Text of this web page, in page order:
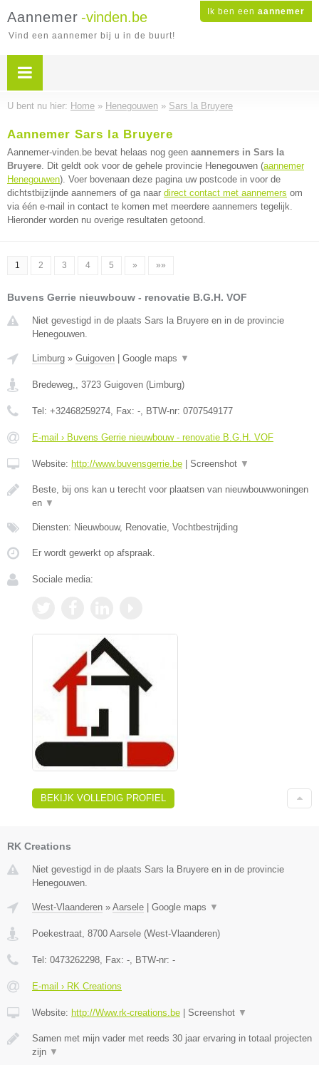
Ik ben een aannemer
Aannemer -vinden.be
Vind een aannemer bij u in de buurt!
U bent nu hier: Home » Henegouwen » Sars la Bruyere
Aannemer Sars la Bruyere
Aannemer-vinden.be bevat helaas nog geen aannemers in Sars la
Bruyere. Dit geldt ook voor de gehele provincie Henegouwen (aannemer
Henegouwen). Voer bovenaan deze pagina uw postcode in voor de
dichtstbijzijnde aannemers of ga naar direct contact met aannemers om
via één e-mail in contact te komen met meerdere aannemers tegelijk.
Hieronder worden nu overige resultaten getoond.
1 2 3 4 5 » »»
Buvens Gerrie nieuwbouw - renovatie B.G.H. VOF
Niet gevestigd in de plaats Sars la Bruyere en in de provincie
Henegouwen.
Limburg » Guigoven Google maps ▼
Bredeweg,, 3723 Guigoven (Limburg)
Tel: +32468259274, Fax: -, BTW-nr: 0707549177
E-mail › Buvens Gerrie nieuwbouw - renovatie B.G.H. VOF
Website: http://www.buvensgerrie.be Screenshot ▼
Beste, bij ons kan u terecht voor plaatsen van nieuwbouwwoningen
en ▼
Diensten: Nieuwbouw, Renovatie, Vochtbestrijding
Er wordt gewerkt op afspraak.
Sociale media:
BEKIJK VOLLEDIG PROFIEL
RK Creations
Niet gevestigd in de plaats Sars la Bruyere en in de provincie
Henegouwen.
West-Vlaanderen » Aarsele Google maps ▼
Poekestraat, 8700 Aarsele (West-Vlaanderen)
Tel: 0473262298, Fax: -, BTW-nr: -
E-mail › RK Creations
Website: http://Www.rk-creations.be Screenshot ▼
Samen met mijn vader met reeds 30 jaar ervaring in totaal projecten
zijn ▼